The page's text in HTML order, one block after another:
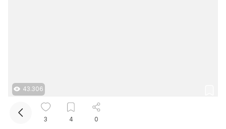
43.306
3 4 0